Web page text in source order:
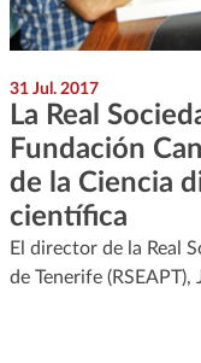
31 Jul. 2017
La Real
Fundación
de la Ciencia
científica
El director de la Real
de Tenerife